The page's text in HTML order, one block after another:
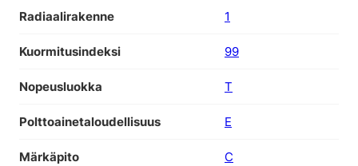
Radiaalirakenne 1
Kuormitusindeksi 99
Nopeusluokka T
Polttoainetaloudellisuus E
Märkäpito C